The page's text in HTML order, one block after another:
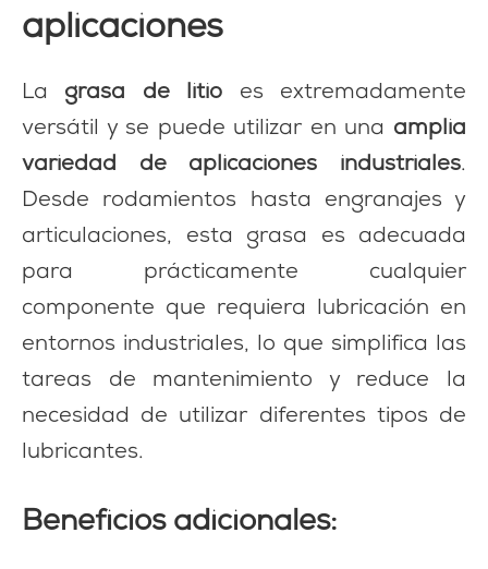
aplicaciones
La grasa de litio es extremadamente
versátil y se puede utilizar en una amplia
variedad de aplicaciones industriales.
Desde rodamientos hasta engranajes y
articulaciones, esta grasa es adecuada
para prácticamente cualquier
componente que requiera lubricación en
entornos industriales, lo que simplifica las
tareas de mantenimiento y reduce la
necesidad de utilizar diferentes tipos de
lubricantes.
Beneficios adicionales: